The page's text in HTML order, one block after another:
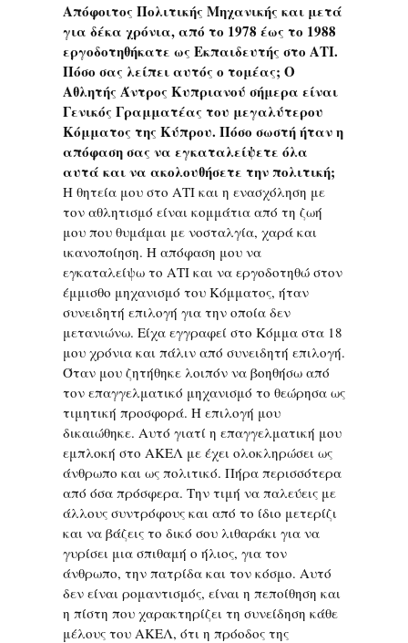
Απόφοιτος Πολιτικής Μηχανικής και μετά
για δέκα χρόνια, από το 1978 έως το 1988
εργοδοτηθήκατε ως Εκπαιδευτής στο ΑΤΙ.
Πόσο σας λείπει αυτός ο τομέας; Ο
Αθλητής Άντρος Κυπριανού σήμερα είναι
Γενικός Γραμματέας του μεγαλύτερου
Κόμματος της Κύπρου. Πόσο σωστή ήταν η
απόφαση σας να εγκαταλείψετε όλα
αυτά και να ακολουθήσετε την πολιτική;
Η θητεία μου στο ΑΤΙ και η ενασχόληση με
τον αθλητισμό είναι κομμάτια από τη ζωή
μου που θυμάμαι με νοσταλγία, χαρά και
ικανοποίηση. Η απόφαση μου να
εγκαταλείψω το ΑΤΙ και να εργοδοτηθώ στον
έμμισθο μηχανισμό του Κόμματος, ήταν
συνειδητή επιλογή για την οποία δεν
μετανιώνω. Είχα εγγραφεί στο Κόμμα στα 18
μου χρόνια και πάλιν από συνειδητή επιλογή.
Όταν μου ζητήθηκε λοιπόν να βοηθήσω από
τον επαγγελματικό μηχανισμό το θεώρησα ως
τιμητική προσφορά. Η επιλογή μου
δικαιώθηκε. Αυτό γιατί η επαγγελματική μου
εμπλοκή στο ΑΚΕΛ με έχει ολοκληρώσει ως
άνθρωπο και ως πολιτικό. Πήρα περισσότερα
από όσα πρόσφερα. Την τιμή να παλεύεις με
άλλους συντρόφους και από το ίδιο μετερίζι
και να βάζεις το δικό σου λιθαράκι για να
γυρίσει μια σπιθαμή ο ήλιος, για τον
άνθρωπο, την πατρίδα και τον κόσμο. Αυτό
δεν είναι ρομαντισμός, είναι η πεποίθηση και
η πίστη που χαρακτηρίζει τη συνείδηση κάθε
μέλους του ΑΚΕΛ, ότι η πρόοδος της